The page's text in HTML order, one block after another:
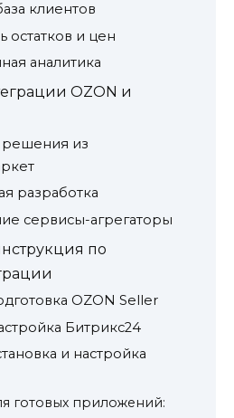
клиентов
остатков и цен
аналитика
OZON и
решения из
разработка
сервисы-агрегаторы
по
OZON Seller
Битрикс24
и настройка
готовых приложений: